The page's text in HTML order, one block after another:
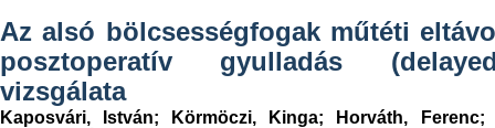
Az alsó bölcsességfogak műtéti
posztoperatív gyulladás
vizsgálata
Kaposvári, István; Körmöczi, Kinga; Horváth, Ferenc